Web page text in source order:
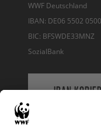
WWF Deutschland
IBAN: DE06 5502
BIC: BFSWDE33MNZ
SozialBank
IBAN